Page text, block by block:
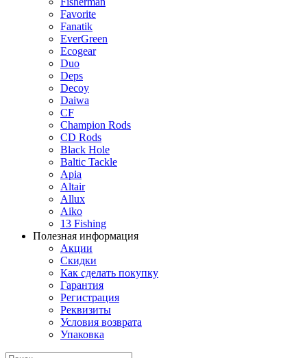
Favorite
Fanatik
EverGreen
Ecogear
Duo
Deps
Decoy
Daiwa
CF
Champion Rods
CD Rods
Black Hole
Baltic Tackle
Apia
Altair
Allux
Aiko
13 Fishing
Полезная информация
Акции
Скидки
Как сделать покупку
Гарантия
Регистрация
Реквизиты
Условия возврата
Упаковка